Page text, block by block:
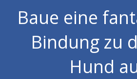
Baue eine
Bindung zu
Hund